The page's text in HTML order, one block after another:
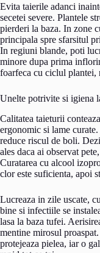
Evita taierile adanci
secetei severe. Plantele
pierderi la baza. In zone
principala spre sfarsitul
In regiuni blande, poti
minore dupa prima
foarfeca cu ciclul plantei,
Unelte potrivite si igiena
Calitatea taieturii
ergonomic si lame
reduce riscul de boli.
ales daca ai observat
Curatarea cu alcool
clor este suficienta, apoi
Lucreaza in zile uscate,
bine si infectiile se
lasa la baza tufei.
mentine mirosul
protejeaza pielea, iar o